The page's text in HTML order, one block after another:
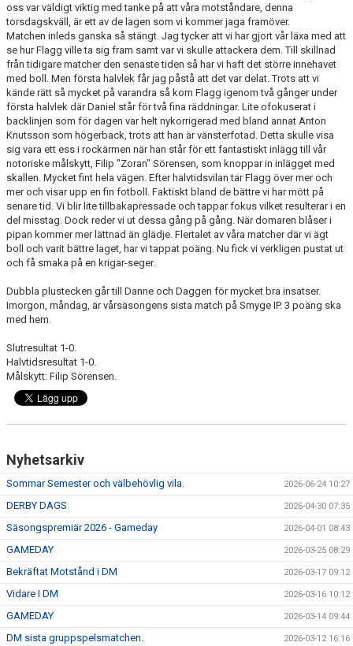
BILDGALLERI
KONTAKT
oss var väldigt viktig med tanke på att våra motståndare, denna
torsdagskväll, är ett av de lagen som vi kommer jaga framöver.
Matchen inleds ganska så stängt. Jag tycker att vi har gjort vår läxa med att
se hur Flagg ville ta sig fram samt var vi skulle attackera dem. Till skillnad
från tidigare matcher den senaste tiden så har vi haft det större innehavet
med boll. Men första halvlek får jag påstå att det var delat. Trots att vi
kände rätt så mycket på varandra så kom Flagg igenom två gånger under
första halvlek där Daniel står för två fina räddningar. Lite ofokuserat i
backlinjen som för dagen var helt nykorrigerad med bland annat Anton
Knutsson som högerback, trots att han är vänsterfotad. Detta skulle visa
sig vara ett ess i rockärmen när han står för ett fantastiskt inlägg till vår
notoriske målskytt, Filip "Zoran" Sörensen, som knoppar in inlägget med
skallen. Mycket fint hela vägen. Efter halvtidsvilan tar Flagg över mer och
mer och visar upp en fin fotboll. Faktiskt bland de bättre vi har mött på
senare tid. Vi blir lite tillbakapressade och tappar fokus vilket resulterar i en
del misstag. Dock reder vi ut dessa gång på gång. När domaren blåser i
pipan kommer mer lättnad än glädje. Flertalet av våra matcher där vi ägt
boll och varit bättre laget, har vi tappat poäng. Nu fick vi verkligen pustat ut
och få smaka på en krigar-seger.
Dubbla plustecken går till Danne och Daggen för mycket bra insatser.
Imorgon, måndag, är vårsäsongens sista match på Smyge IP. 3 poäng ska
med hem.
Slutresultat 1-0.
Halvtidsresultat 1-0.
Målskytt: Filip Sörensen.
Nyhetsarkiv
Sommar Semester och välbehövlig vila. 2026-06-24 10:27
DERBY DAGS 2026-04-30 07:35
Säsongspremiär 2026 - Gameday 2026-04-01 08:43
GAMEDAY 2026-03-25 08:29
Bekräftat Motstånd i DM 2026-03-17 09:12
Vidare I DM 2026-03-16 10:12
GAMEDAY 2026-03-14 09:44
DM sista gruppspelsmatchen. 2026-03-12 16:16